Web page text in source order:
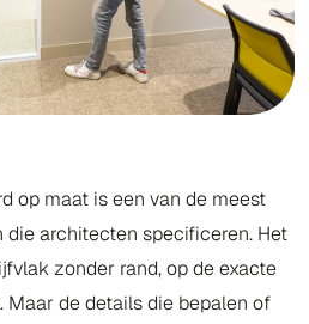
op maat is een van de meest
die architecten specificeren. Het
zonder rand, op de exacte
Maar de details die bepalen of